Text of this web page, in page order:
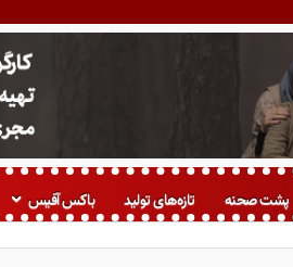
پشت صحنه تازه‌های تولید باکس آفیس